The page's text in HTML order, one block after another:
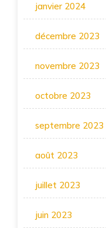
janvier 2024
décembre 2023
novembre 2023
octobre 2023
septembre 2023
août 2023
juillet 2023
juin 2023